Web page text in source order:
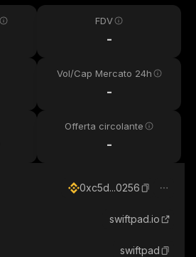
FDV
-
Vol/Cap Mercato 24h
-
Offerta circolante
-
0xc5d...0256
swiftpad.io
swiftpad